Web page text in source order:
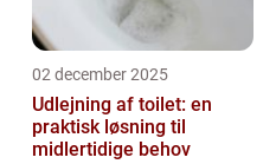
02 december 2025
Udlejning af toilet: en
praktisk løsning til
midlertidige behov